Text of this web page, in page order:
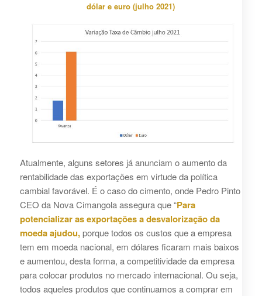
dólar e euro (julho 2021)
Atualmente, alguns setores já anunciam o aumento da
rentabilidade das exportações em virtude da política
cambial favorável. É o caso do cimento, onde Pedro Pinto
CEO da Nova Cimangola assegura que “Para
potencializar as exportações a desvalorização da
moeda ajudou,porque todos os custos que a empresa
tem em moeda nacional, em dólares ficaram mais baixos
e aumentou, desta forma, a competitividade da empresa
para colocar produtos no mercado internacional. Ou seja,
todos aqueles produtos que continuamos a comprar em